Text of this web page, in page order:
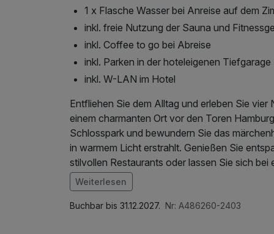
1 x Flasche Wasser bei Anreise auf dem
inkl. freie Nutzung der Sauna und
inkl. Coffee to go bei Abreise
inkl. Parken in der hoteleigenen Tiefgarage
inkl. W-LAN im Hotel
Entfliehen Sie dem Alltag und erleben Sie
einem charmanten Ort vor den Toren
Schlosspark und bewundern Sie das
in warmem Licht erstrahlt. Genießen Sie
stilvollen Restaurants oder lassen Sie sich
gemütliches Frühstück zu zweit,
Umland – Ahrensburg bietet den perfekten
sich romantische Momente, die in Erinnerung
Im Angebot enthalten
1 Flasche Mineralwasser, Saunabenutzung,
Weiterlesen
Buchbar bis 31.12.2027. Nr: A486260-2403